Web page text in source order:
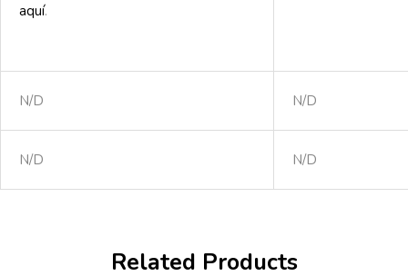
aquí.
N/D N/D
N/D N/D
Related Products